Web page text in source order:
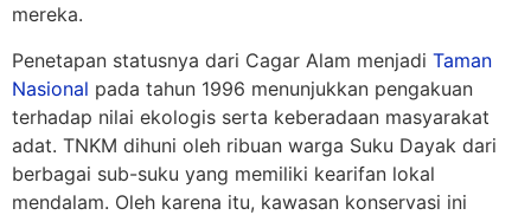
mereka.
Penetapan statusnya dari Cagar Alam menjadi Taman
Nasional pada tahun 1996 menunjukkan pengakuan
terhadap nilai ekologis serta keberadaan masyarakat
adat. TNKM dihuni oleh ribuan warga Suku Dayak dari
berbagai sub-suku yang memiliki kearifan lokal
mendalam. Oleh karena itu, kawasan konservasi ini